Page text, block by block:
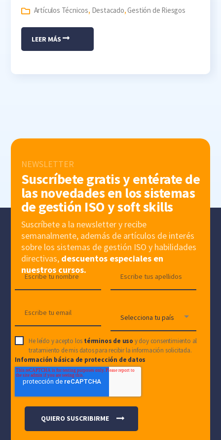
Artículos Técnicos, Destacado,Gestión de Riesgos
LEER MÁS
NEWSLETTER
Suscríbete gratis y entérate de
las novedades en los sistemas
de gestión ISO y soft skills
Suscríbete a la newsletter y recibe
semanalmente, además de artículos de interés
sobre los sistemas de gestión ISO y habilidades
directivas, descuentos especiales en
nuestros cursos.
He leído y acepto los términos de uso y doy consentimiento al
tratamiento de mis datos para recibir la información solicitada.
Información básica de protección de datos